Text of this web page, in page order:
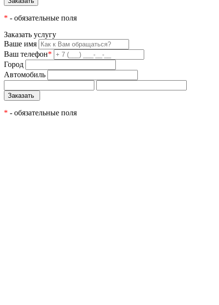
* - обязательные поля
Заказать услугу
Ваше имя
Ваш телефон*
Город
Автомобиль
* - обязательные поля